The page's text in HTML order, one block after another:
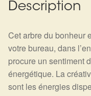
Validation de la
Détails du compte
Commandes
Description
Cet arbre du bonheur
votre bureau, dans
procure un sentiment
énergétique. La
sont les énergies